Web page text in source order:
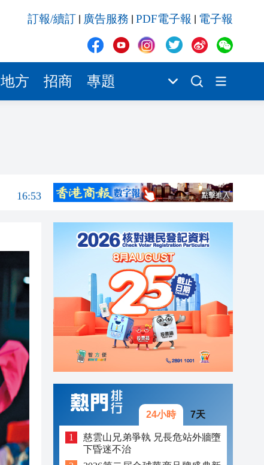
訂報/續訂 廣告服務 PDF電子報 電子報
地方 招商 專題
16:46
16:43
16:53
16:41
16:59
16:53
16:53
16:43
24小時 7天
慈雲山兄弟爭執 兄長危站外牆墮
下昏迷不治